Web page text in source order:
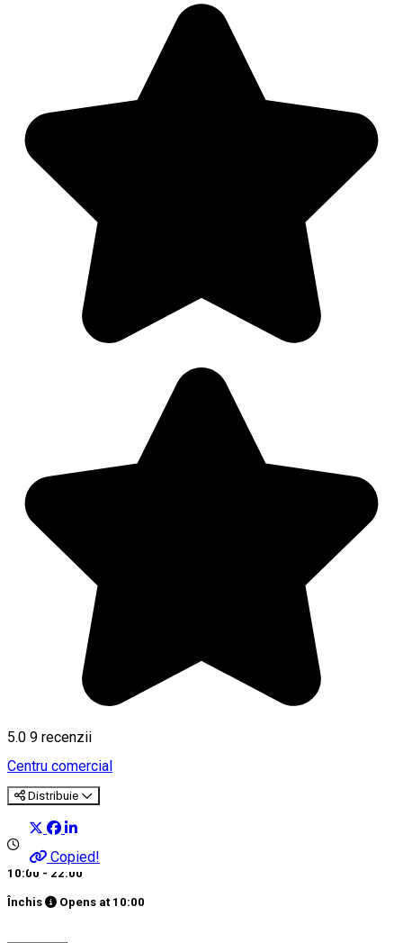
5.0 9 recenzii
Centru comercial
Distribuie
Copied!
10:00 - 22:00
Închis Opens at 10:00